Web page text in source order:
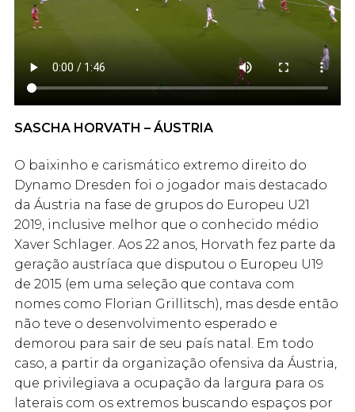
SASCHA HORVATH – ÁUSTRIA
O baixinho e carismático extremo direito do
Dynamo Dresden foi o jogador mais destacado
da Áustria na fase de grupos do Europeu U21
2019, inclusive melhor que o conhecido médio
Xaver Schlager. Aos 22 anos, Horvath fez parte da
geração austríaca que disputou o Europeu U19
de 2015 (em uma seleção que contava com
nomes como Florian Grillitsch), mas desde então
não teve o desenvolvimento esperado e
demorou para sair de seu país natal. Em todo
caso, a partir da organização ofensiva da Áustria,
que privilegiava a ocupação da largura para os
laterais com os extremos buscando espaços por